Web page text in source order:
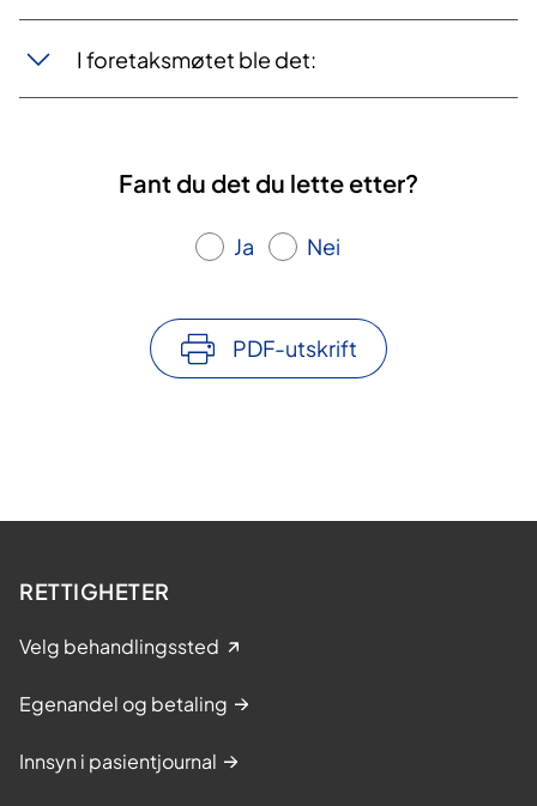
I foretaksmøtet ble det:
Fant du det du lette etter?
Ja Nei
PDF-utskrift
RETTIGHETER
Velg behandlingssted
Egenandel og betaling
Innsyn i pasientjournal